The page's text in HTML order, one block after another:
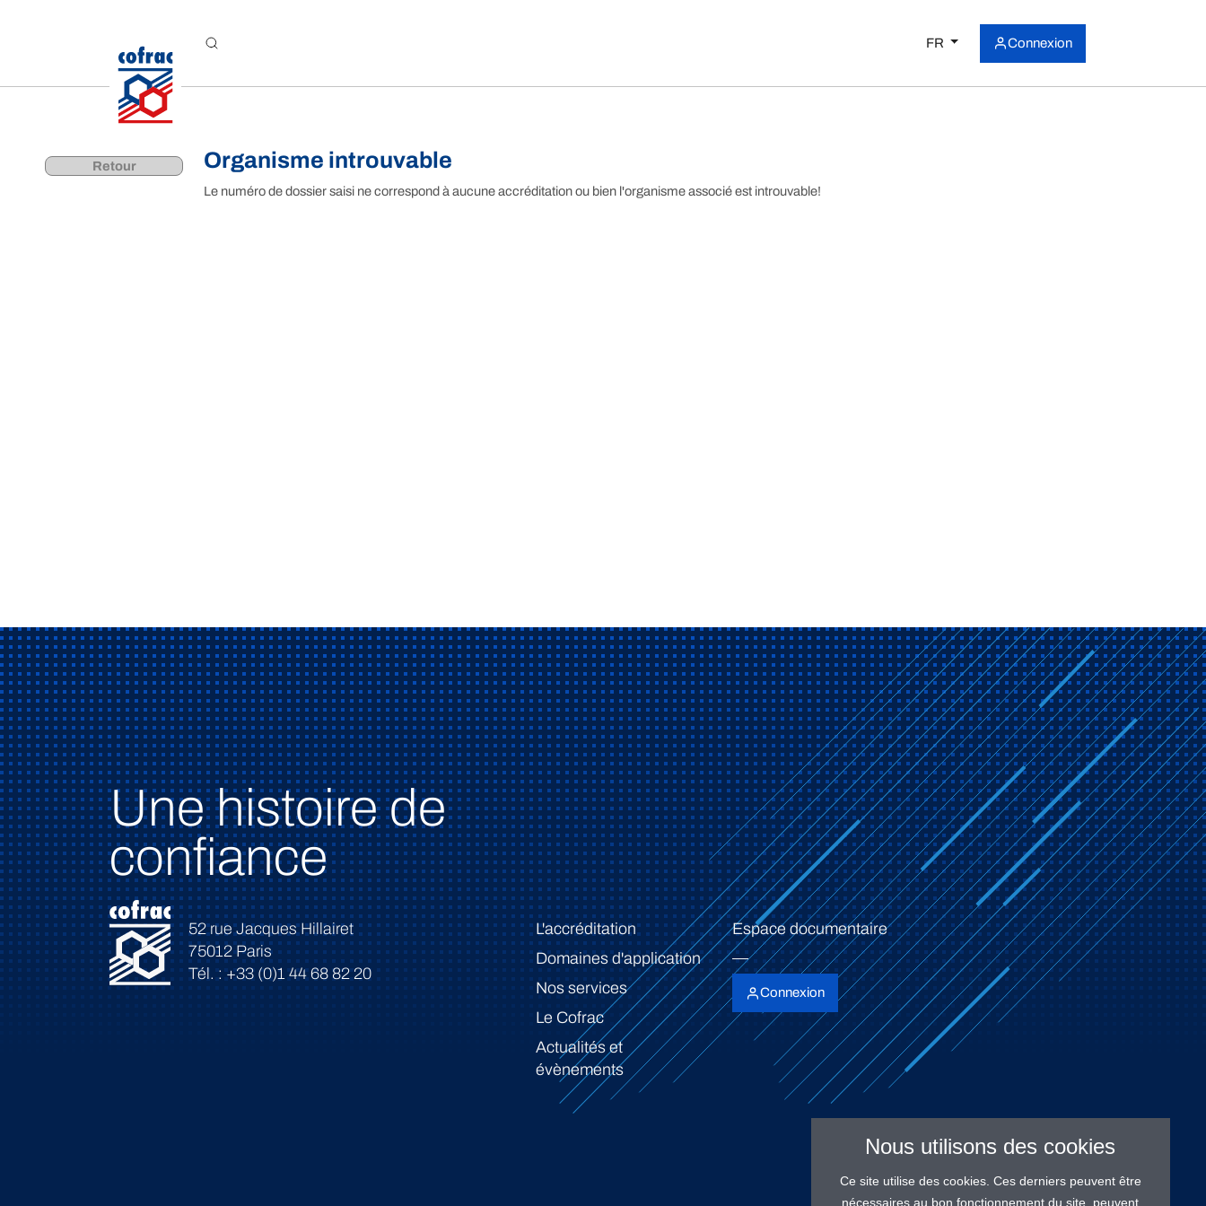
FR Connexion
Retour Organisme introuvable
Le numéro de dossier saisi ne correspond à aucune accréditation ou bien l'organisme associé est introuvable!
Une histoire de
confiance
52 rue Jacques Hillairet
75012 Paris
Tél. : +33 (0)1 44 68 82 20
L'accréditation
Domaines d'application
Nos services
Le Cofrac
Actualités et
évènements
Espace documentaire
Connexion
Nous utilisons des cookies
Ce site utilise des cookies. Ces derniers peuvent être
nécessaires au bon fonctionnement du site, peuvent